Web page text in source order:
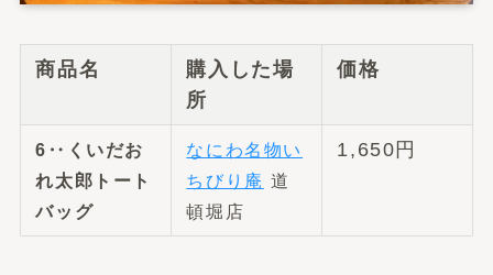
商品名
購入した場
所
価格
6‥くいだお
れ太郎トート
バッグ
なにわ名物い
ちびり庵 道
頓堀店
1,650円